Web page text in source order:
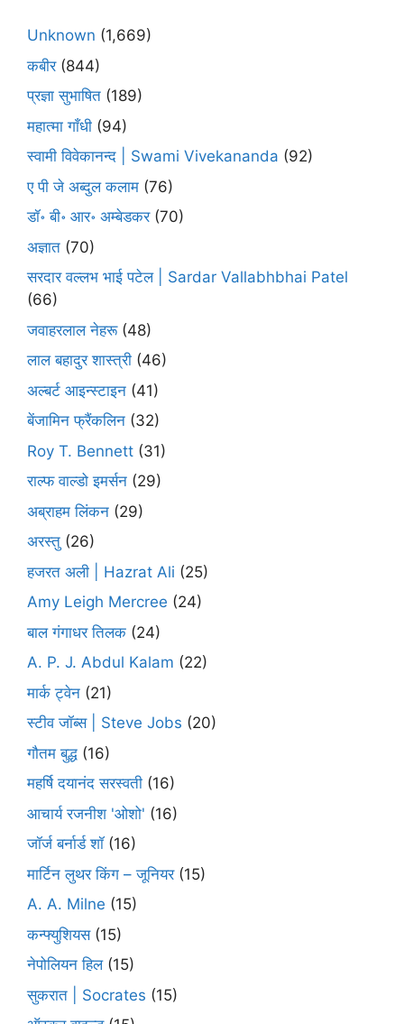
Unknown (1,669)
कबीर(844)
प्रज्ञा सुभाषित (189)
महात्मा गाँधी (94)
स्वामी विवेकानन्द | Swami Vivekananda (92)
ए पी जे अब्दुल कलाम (76)
डॉ॰ बी॰ आर॰ अम्बेडकर(70)
अज्ञात (70)
सरदार वल्लभ भाई पटेल | Sardar Vallabhbhai Patel
(66)
जवाहरलाल नेहरू(48)
लाल बहादुर शास्त्री (46)
अल्बर्ट आइन्स्टाइन (41)
बेंजामिन फ्रैंकलिन (32)
Roy T. Bennett (31)
राल्फ वाल्डो इमर्सन (29)
अब्राहम लिंकन (29)
अरस्तु (26)
हजरत अली | Hazrat Ali (25)
Amy Leigh Mercree (24)
बाल गंगाधर तिलक (24)
A. P. J. Abdul Kalam (22)
मार्क ट्वेन (21)
स्टीव जॉब्स | Steve Jobs (20)
गौतम बुद्ध (16)
महर्षि दयानंद सरस्वती (16)
आचार्य रजनीश 'ओशो' (16)
जॉर्ज बर्नार्ड शॉ(16)
मार्टिन लुथर किंग – जूनियर(15)
A. A. Milne (15)
कन्फ्युशियस(15)
नेपोलियन हिल(15)
सुकरात | Socrates (15)